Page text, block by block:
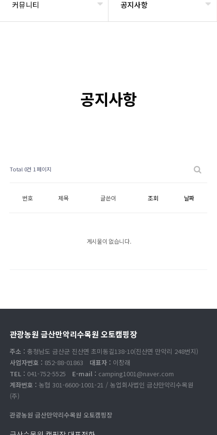
커뮤니티 공지사항
공지사항
Total 0건 1 페이지
번호 제목 글쓴이 조회 날짜
게시물이 없습니다.
관광농원 금산만악리수목원 오토캠핑장
주소 : 충청남도 금산군 진산면 초미동길138-10(진산면 만악리 248번지)
사업자번호 : 852-88-01863 대표자 : 이창래
TEL : 041-752-5525 E-mail : camping1001@naver.com
계좌번호 : 농협 301-6600-1001-21 / 농업회사법인 금산만악리수목원
(주)
관광농원 금산만악리수목원 오토캠핑장